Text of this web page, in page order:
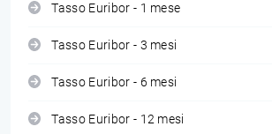
Tasso Euribor - 1 mese
Tasso Euribor - 3 mesi
Tasso Euribor - 6 mesi
Tasso Euribor - 12 mesi